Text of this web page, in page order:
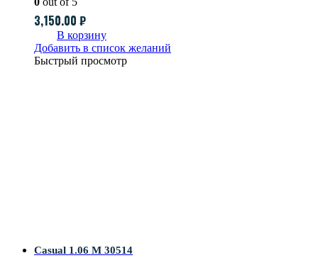
3,150.00 ₽
В корзину
Добавить в список желаний
Быстрый просмотр
Casual 1.06 M 30514